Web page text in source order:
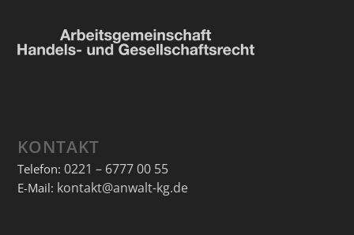
KONTAKT
Telefon: 0221 – 6777 00 55
E-Mail: kontakt@anwalt-kg.de